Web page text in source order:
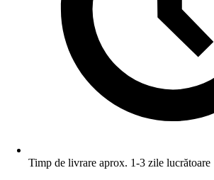
Timp de livrare aprox. 1-3 zile lucrătoare